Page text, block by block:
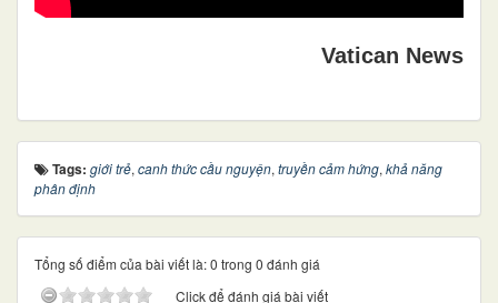
Vatican News
Tags: giới trẻ, canh thức cầu nguyện, truyền cảm hứng, khả năng
phân định
Tổng số điểm của bài viết là: 0 trong 0 đánh giá
Click để đánh giá bài viết